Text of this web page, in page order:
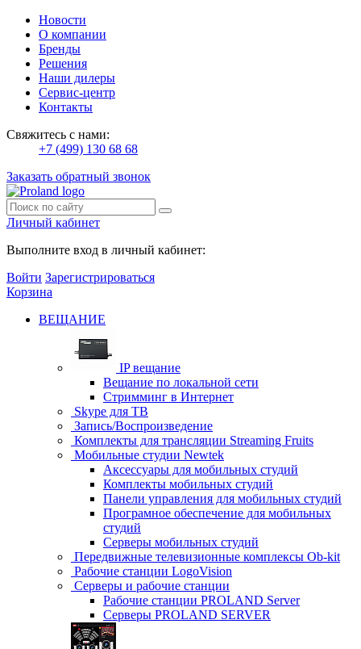
Новости
О компании
Бренды
Решения
Наши дилеры
Сервис-центр
Контакты
Свяжитесь с нами:
+7 (499) 130 68 68
Заказать обратный звонок
Личный кабинет
Выполните вход в личный кабинет:
Войти Зарегистрироваться
Корзина
ВЕЩАНИЕ
IP вещание
Вещание по локальной сети
Стримминг в Интернет
Skype для ТВ
Запись/Воспроизведение
Комплекты для трансляции Streaming Fruits
Мобильные студии Newtek
Аксессуары для мобильных студий
Комплекты мобильных студий
Панели управления для мобильных студий
Програмное обеспечение для мобильных
студий
Серверы мобильных студий
Передвижные телевизионные комплексы Ob-kit
Рабочие станции LogoVision
Серверы и рабочие станции
Рабочие станции PROLAND Server
Серверы PROLAND SERVER